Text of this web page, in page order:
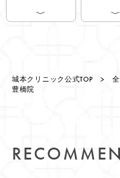
城本クリニック公式TOP >
豊橋院